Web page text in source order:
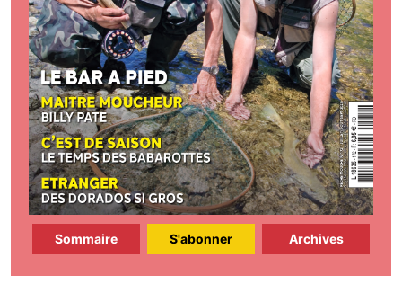
Sommaire S'abonner Archives